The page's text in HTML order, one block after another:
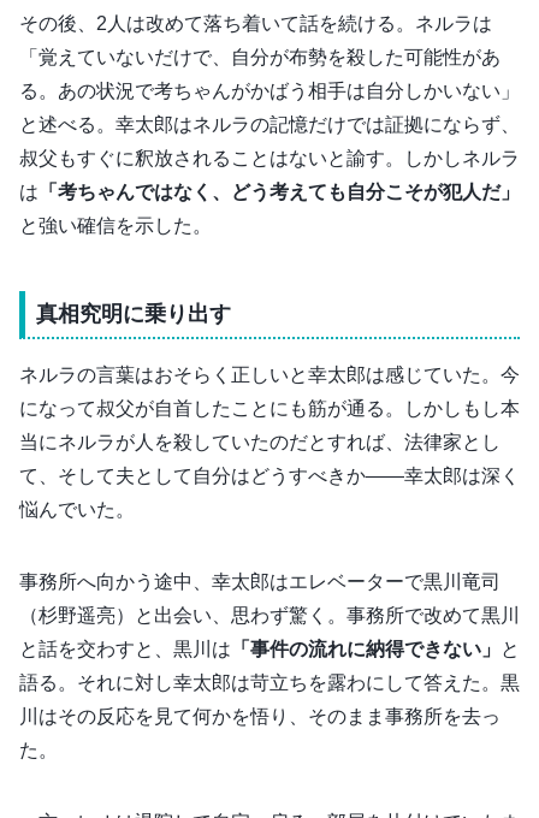
その後、2人は改めて落ち着いて話を続ける。ネルラは
「覚えていないだけで、自分が布勢を殺した可能性があ
る。あの状況で考ちゃんがかばう相手は自分しかいない」
と述べる。幸太郎はネルラの記憶だけでは証拠にならず、
叔父もすぐに釈放されることはないと諭す。しかしネルラ
は 「考ちゃんではなく、どう考えても自分こそが犯人だ」
と強い確信を示した。
真相究明に乗り出す
ネルラの言葉はおそらく正しいと幸太郎は感じていた。今
になって叔父が自首したことにも筋が通る。しかしもし本
当にネルラが人を殺していたのだとすれば、法律家とし
て、そして夫として自分はどうすべきか――幸太郎は深く
悩んでいた。
事務所へ向かう途中、幸太郎はエレベーターで黒川竜司
（杉野遥亮）と出会い、思わず驚く。事務所で改めて黒川
と話を交わすと、黒川は 「事件の流れに納得できない」 と
語る。それに対し幸太郎は苛立ちを露わにして答えた。黒
川はその反応を見て何かを悟り、そのまま事務所を去っ
た。